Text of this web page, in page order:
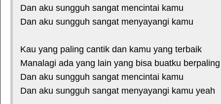
Dan aku sungguh sangat mencintai kamu
Dan aku sungguh sangat menyayangi kamu
Kau yang paling cantik dan kamu yang terbaik
Manalagi ada yang lain yang bisa buatku berpaling
Dan aku sungguh sangat mencintai kamu
Dan aku sungguh sangat menyayangi kamu yeah